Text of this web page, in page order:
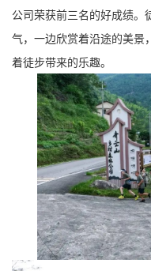
公司荣获前三名的好成绩。
气，一边欣赏着沿途的美景
着徒步带来的乐趣。